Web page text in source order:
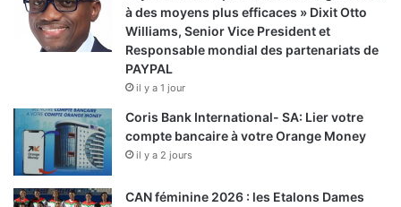
à des moyens plus efficaces » Dixit Otto
Williams, Senior Vice President et
Responsable mondial des partenariats de
PAYPAL
il y a 1 jour
Coris Bank International- SA: Lier votre
compte bancaire à votre Orange Money
il y a 2 jours
CAN féminine 2026 : les Etalons Dames